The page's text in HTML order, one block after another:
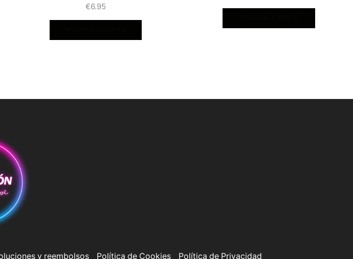
€6.95
y reembolsos Política de Cookies Política de Privacidad